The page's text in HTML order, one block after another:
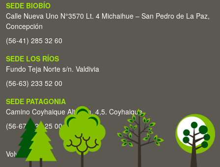
SEDE BIOBÍO
Calle Nueva Uno N°3570 Lt. 4 Michaihue – San Pedro de La Paz,
Concepción
(56-41) 285 32 60
SEDE LOS RÍOS
Fundo Teja Norte s/n. Valdivia
(56-63) 233 52 00
SEDE PATAGONIA
Camino Coyhaique Alto Km. 4,5. Coyhaique
(56-67) 226 25 00
Volver arriba